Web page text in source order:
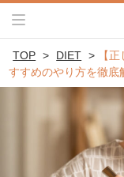
TOP > DIET >
【
すすめのやり方を徹底